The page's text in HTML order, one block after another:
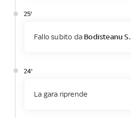
25'
Fallo subito da Bodisteanu S.
24'
La gara riprende